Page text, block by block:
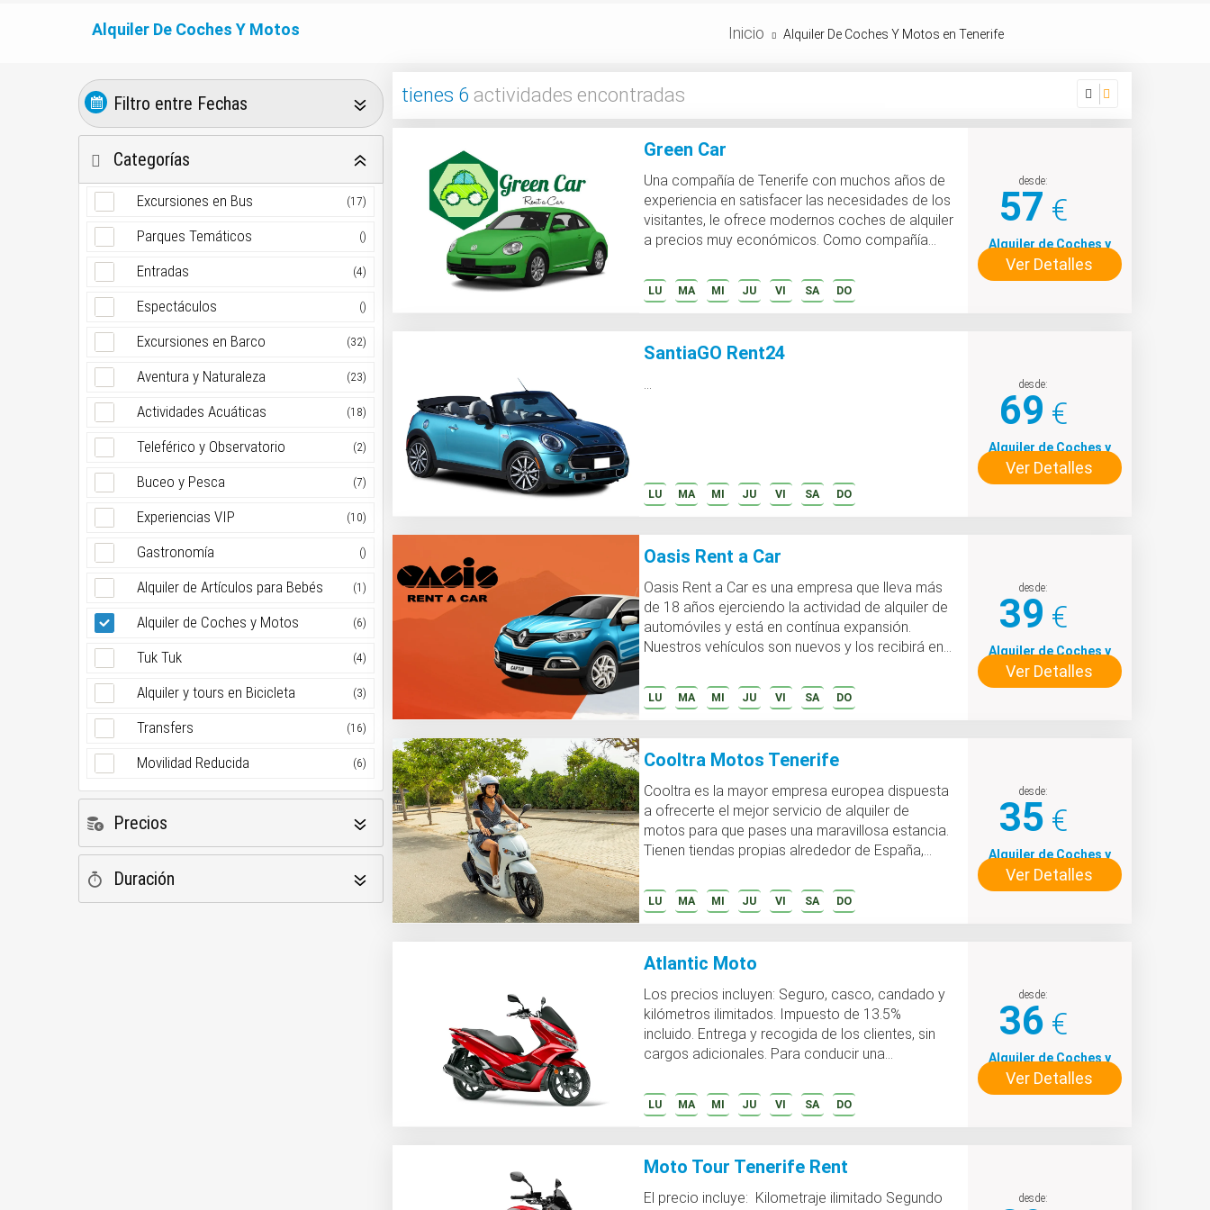
Alquiler De Coches Y Motos Inicio Alquiler De Coches Y Motos en Tenerife
Filtro entre Fechas
Categorías
Excursiones en Bus (17)
Parques Temáticos ()
Entradas (4)
Espectáculos ()
Excursiones en Barco (32)
Aventura y Naturaleza (23)
Actividades Acuáticas (18)
Teleférico y Observatorio (2)
Buceo y Pesca (7)
Experiencias VIP (10)
Gastronomía ()
Alquiler de Artículos para Bebés (1)
Alquiler de Coches y Motos (6)
Tuk Tuk (4)
Alquiler y tours en Bicicleta (3)
Transfers (16)
Movilidad Reducida (6)
Precios
Duración
tienes 6 actividades encontradas
Green Car
Una compañía de Tenerife con muchos años de
experiencia en satisfacer las necesidades de los
visitantes, le ofrece modernos coches de alquiler
a precios muy económicos. Como compañía
LU MA MI JU VI SA DO
desde:
57 €
Alquiler de Coches y
Motos
Ver Detalles
SantiaGO Rent24
...
LU MA MI JU VI SA DO
desde:
69 €
Alquiler de Coches y
Motos
Ver Detalles
Oasis Rent a Car
Oasis Rent a Car es una empresa que lleva más
de 18 años ejerciendo la actividad de alquiler de
automóviles y está en contínua expansión.
Nuestros vehículos son nuevos y los recibirá en
LU MA MI JU VI SA DO
desde:
39 €
Alquiler de Coches y
Motos
Ver Detalles
Cooltra Motos Tenerife
Cooltra es la mayor empresa europea dispuesta
a ofrecerte el mejor servicio de alquiler de
motos para que pases una maravillosa estancia.
Tienen tiendas propias alrededor de España,
LU MA MI JU VI SA DO
desde:
35 €
Alquiler de Coches y
Motos
Ver Detalles
Atlantic Moto
Los precios incluyen: Seguro, casco, candado y
kilómetros ilimitados. Impuesto de 13.5%
incluido. Entrega y recogida de los clientes, sin
cargos adicionales. Para conducir una
LU MA MI JU VI SA DO
desde:
36 €
Alquiler de Coches y
Motos
Ver Detalles
Moto Tour Tenerife Rent
El precio incluye: Kilometraje ilimitado Segundo
desde: